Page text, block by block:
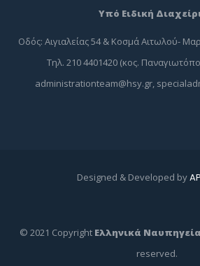
Υπό Ειδική
Οδός: Αιγιαλείας 54 & Κοσμά Αιτωλού-
Τηλ. 210 4401420 (κος.
administrationteam@hsy.gr,
Designed & Developed by
© 2021 Copyright Ελληνικά
reserved.